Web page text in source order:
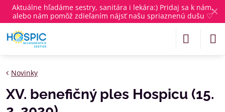
✕
Aktuálne hľadáme sestry, sanitára i lekára:) Pridaj sa k nám,
alebo nám pomôž zdieľaním nájsť našu spriaznenú dušu ♡
Novinky
XV. benefičný ples Hospicu (15.